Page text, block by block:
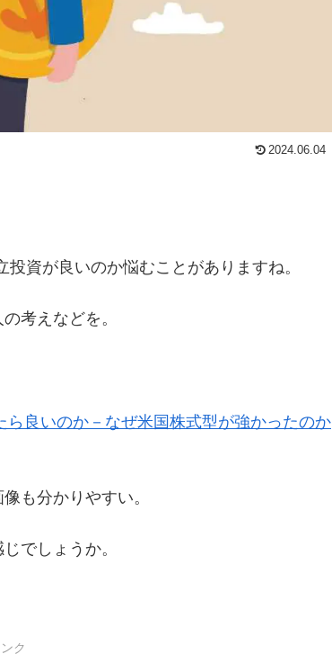
2024.06.04
資が良いのか悩むことがありますね。
考えなどを。
良いのか－なぜ米国株式型が強かったのか
も分かりやすい。
でしょうか。
ク